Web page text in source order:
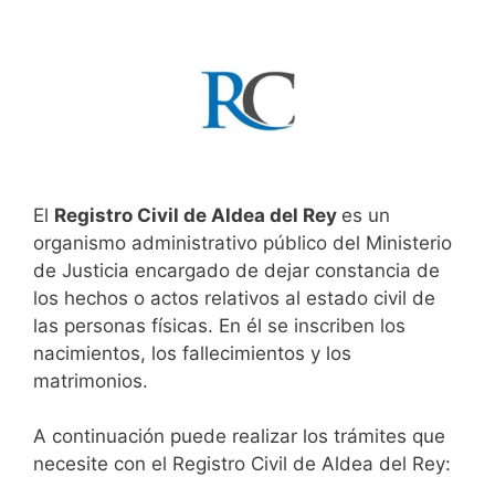
El Registro Civil de Aldea del Rey es un
organismo administrativo público del Ministerio
de Justicia encargado de dejar constancia de
los hechos o actos relativos al estado civil de
las personas físicas. En él se inscriben los
nacimientos, los fallecimientos y los
matrimonios.
A continuación puede realizar los trámites que
necesite con el Registro Civil de Aldea del Rey: